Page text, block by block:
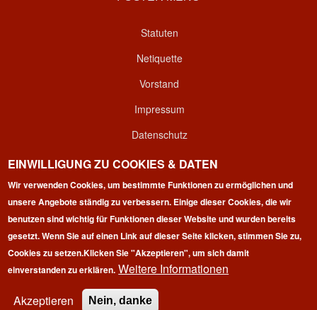
Statuten
Netiquette
Vorstand
Impressum
Datenschutz
Kontakt
Login
Copyright © 2026 | 100 Marathon Club Deutschland e.V. | All
rights reserved.
EINWILLIGUNG ZU COOKIES & DATEN
Wir verwenden Cookies, um bestimmte Funktionen zu ermöglichen und
unsere Angebote ständig zu verbessern. Einige dieser Cookies, die wir
benutzen sind wichtig für Funktionen dieser Website und wurden bereits
gesetzt. Wenn Sie auf einen Link auf dieser Seite klicken, stimmen Sie zu,
Cookies zu setzen.Klicken Sie "Akzeptieren", um sich damit
einverstanden zu erklären. Weitere Informationen
Akzeptieren
Nein, danke